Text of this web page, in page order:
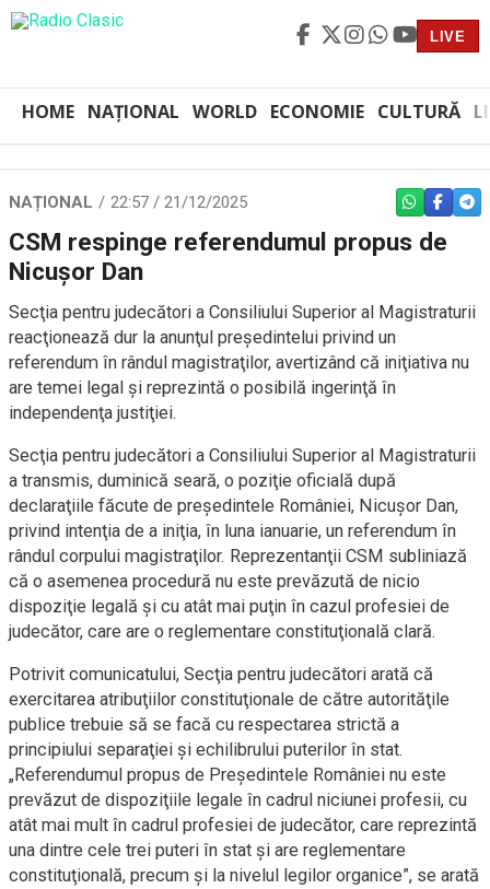
LIVE
HOME NAȚIONAL WORLD ECONOMIE CULTURĂ
NAȚIONAL 22:57 / 21/12/2025 WHATSAPP
CSM respinge referendumul propus de
Nicușor Dan
Secţia pentru judecători a Consiliului Superior al Magistraturii
reacţionează dur la anunţul preşedintelui privind un
referendum în rândul magistraţilor, avertizând că iniţiativa nu
are temei legal şi reprezintă o posibilă ingerinţă în
independenţa justiţiei.
Secţia pentru judecători a Consiliului Superior al Magistraturii
a transmis, duminică seară, o poziţie oficială după
declaraţiile făcute de preşedintele României, Nicușor Dan,
privind intenţia de a iniţia, în luna ianuarie, un referendum în
rândul corpului magistraţilor. Reprezentanţii CSM subliniază
că o asemenea procedură nu este prevăzută de nicio
dispoziţie legală şi cu atât mai puţin în cazul profesiei de
judecător, care are o reglementare constituţională clară.
Potrivit comunicatului, Secţia pentru judecători arată că
exercitarea atribuţiilor constituţionale de către autorităţile
publice trebuie să se facă cu respectarea strictă a
principiului separaţiei şi echilibrului puterilor în stat.
„Referendumul propus de Preşedintele României nu este
prevăzut de dispoziţiile legale în cadrul niciunei profesii, cu
atât mai mult în cadrul profesiei de judecător, care reprezintă
una dintre cele trei puteri în stat şi are reglementare
constituţională, precum şi la nivelul legilor organice”, se arată